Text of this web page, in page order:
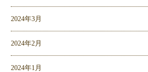
2024年3月
2024年2月
2024年1月